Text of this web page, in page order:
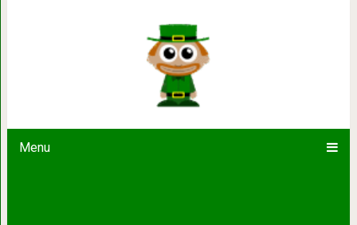
Menu
18 животных, которые смотрят на
что их взгляд